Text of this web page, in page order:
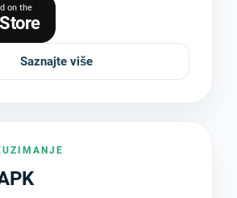
on the
Saznajte više